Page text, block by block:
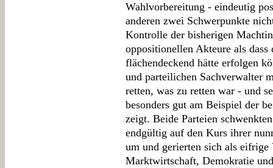
Wahlvorbereitung - eindeutig
anderen zwei Schwerpunkte
Kontrolle der bisherigen
oppositionellen Akteure als
flächendeckend hätte erfolgen
und parteilichen Sachverwalter
retten, was zu retten war - und
besonders gut am Beispiel der
zeigt. Beide Parteien
endgültig auf den Kurs ihrer
um und gerierten sich als
Marktwirtschaft, Demokratie